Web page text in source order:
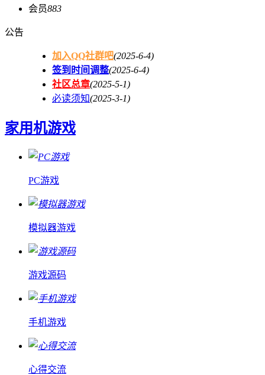
会员883
公告
加入QQ社群吧(2025-6-4)
签到时间调整(2025-6-4)
社区总章(2025-5-1)
必读须知(2025-3-1)
家用机游戏
PC游戏
模拟器游戏
游戏源码
手机游戏
心得交流